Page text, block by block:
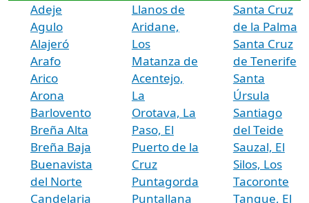
Adeje
Agulo
Alajeró
Arafo
Arico
Arona
Barlovento
Breña Alta
Breña Baja
Buenavista
del Norte
Candelaria
Llanos de
Aridane,
Los
Matanza de
Acentejo,
La
Orotava, La
Paso, El
Puerto de la
Cruz
Puntagorda
Puntallana
Santa Cruz
de la Palma
Santa Cruz
de Tenerife
Santa
Úrsula
Santiago
del Teide
Sauzal, El
Silos, Los
Tacoronte
Tanque, El